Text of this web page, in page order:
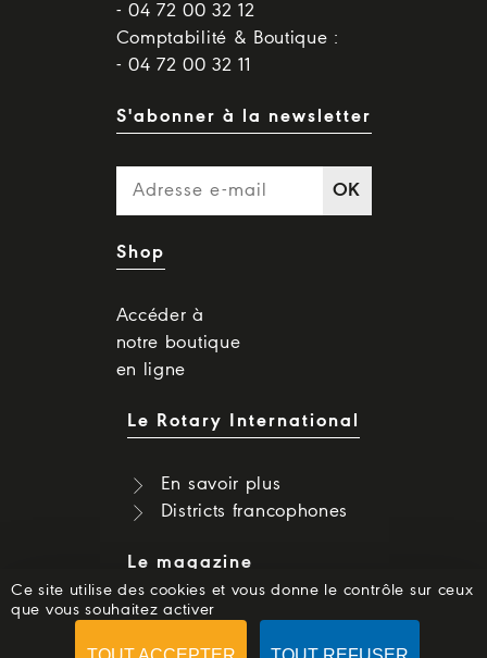
- 04 72 00 32 12
Comptabilité & Boutique :
- 04 72 00 32 11
S'abonner à la newsletter
OK
Shop
Accéder à
notre boutique
en ligne
Le Rotary International
En savoir plus
Districts francophones
Le magazine
Dernier numéro
Numéros précédents
Ce site utilise des cookies et vous donne le contrôle sur ceux
que vous souhaitez activer